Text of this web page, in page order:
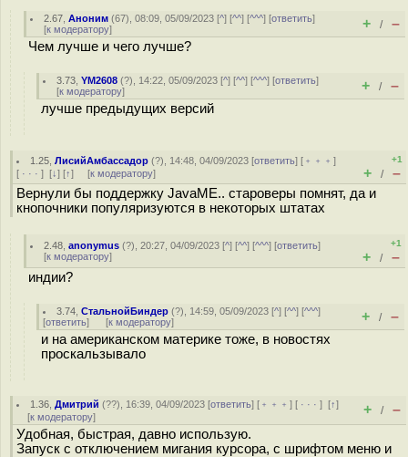
2.67 ,Аноним (67), 08:09, 05/09/2023 [^] [^^] [^^^] [ответить]
[к модератору] + / –
Чем лучше и чего лучше?
3.73 ,YM2608 (?), 14:22, 05/09/2023 [^] [^^] [^^^] [ответить]
[к модератору] + / –
лучше предыдущих версий
1.25 ,ЛисийАмбассадор (?), 14:48, 04/09/2023 [ответить] [ ﹢﹢﹢]
[ · · · ] [↓] [↑] [к модератору]
+1
+ / –
Вернули бы поддержку JavaME.. староверы помнят, да и
кнопочники популяризуются в некоторых штатах
2.48 ,anonymus (?), 20:27, 04/09/2023 [^] [^^] [^^^] [ответить]
[к модератору]
+1
+ / –
индии?
3.74 ,СтальнойБиндер (?), 14:59, 05/09/2023 [^] [^^] [^^^]
[ответить] [к модератору] + / –
и на американском материке тоже, в новостях
проскальзывало
1.36 ,Дмитрий (??), 16:39, 04/09/2023 [ответить] [ ﹢﹢﹢] [ · · ·][↑]
[к модератору] + / –
Удобная, быстрая, давно использую.
Запуск с отключением мигания курсора, с шрифтом меню и